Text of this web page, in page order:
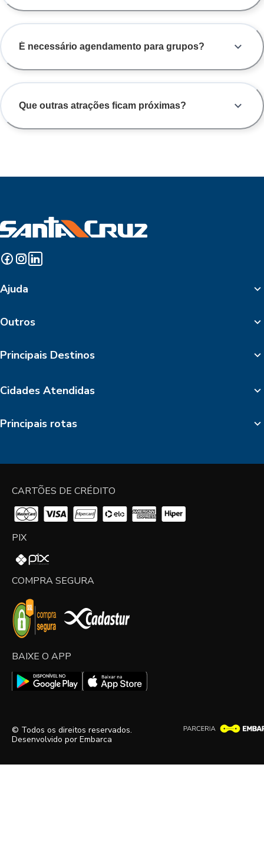
É necessário agendamento para grupos?
Que outras atrações ficam próximas?
Ajuda
Outros
Principais Destinos
Cidades Atendidas
Principais rotas
CARTÕES DE CRÉDITO
PIX
COMPRA SEGURA
BAIXE O APP
© Todos os direitos reservados.
Desenvolvido por Embarca